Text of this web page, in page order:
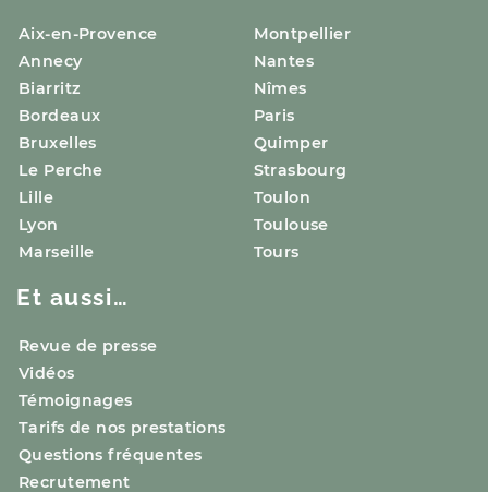
Aix-en-Provence
Annecy
Biarritz
Bordeaux
Bruxelles
Le Perche
Lille
Lyon
Marseille
Montpellier
Nantes
Nîmes
Paris
Quimper
Strasbourg
Toulon
Toulouse
Tours
Et aussi…
Revue de presse
Vidéos
Témoignages
Tarifs de nos prestations
Questions fréquentes
Recrutement